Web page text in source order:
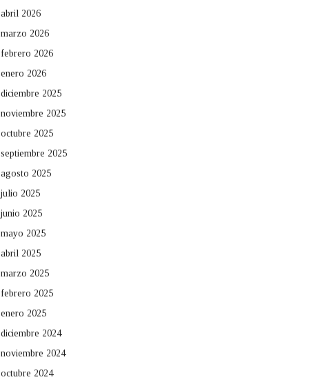
abril 2026
marzo 2026
febrero 2026
enero 2026
diciembre 2025
noviembre 2025
octubre 2025
septiembre 2025
agosto 2025
julio 2025
junio 2025
mayo 2025
abril 2025
marzo 2025
febrero 2025
enero 2025
diciembre 2024
noviembre 2024
octubre 2024